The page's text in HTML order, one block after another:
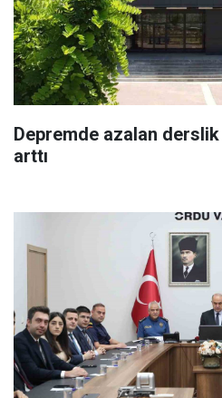
Depremde azalan derslik
arttı